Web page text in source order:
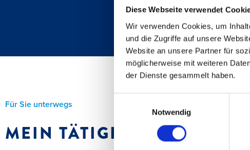
Diese Webseite verwendet
Wir verwenden Cookies, um
und die Zugriffe auf unsere
Website an unsere Partner für
möglicherweise mit weiteren
der Dienste gesammelt haben.
Notwendig
Für Sie unterwegs
MEIN TÄTIGKEITSGEBIET